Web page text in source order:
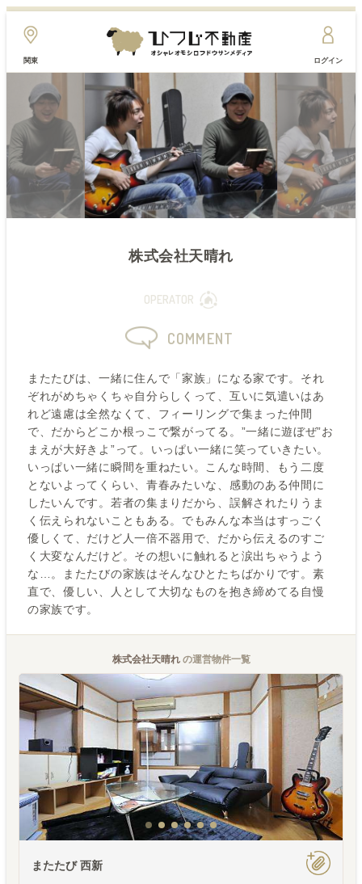
関東 ログイン
株式会社天晴れ
OPERATOR
COMMENT
またたびは、一緒に住んで「家族」になる家です。それ
ぞれがめちゃくちゃ自分らしくって、互いに気遣いはあ
れど遠慮は全然なくて、フィーリングで集まった仲間
で、だからどこか根っこで繋がってる。”一緒に遊ぼぜ”お
まえが大好きよ”って。いっぱい一緒に笑っていきたい。
いっぱい一緒に瞬間を重ねたい。こんな時間、もう二度
とないよってくらい、青春みたいな、感動のある仲間に
したいんです。若者の集まりだから、誤解されたりうま
く伝えられないこともある。でもみんな本当はすっごく
優しくて、だけど人一倍不器用で、だから伝えるのすご
く大変なんだけど。その想いに触れると涙出ちゃうよう
な…。またたびの家族はそんなひとたちばかりです。素
直で、優しい、人として大切なものを抱き締めてる自慢
の家族です。
株式会社天晴れの運営物件一覧
またたび 西新